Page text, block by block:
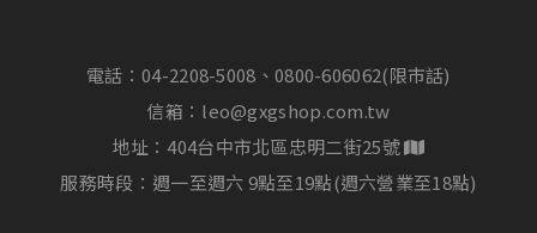
電話：04-2208-5008、0800-606062(限市話)
信箱： leo@gxgshop.com.tw
地址：404台中市北區忠明二街25號
服務時段：週一至週六 9點至19點(週六營業至18點)